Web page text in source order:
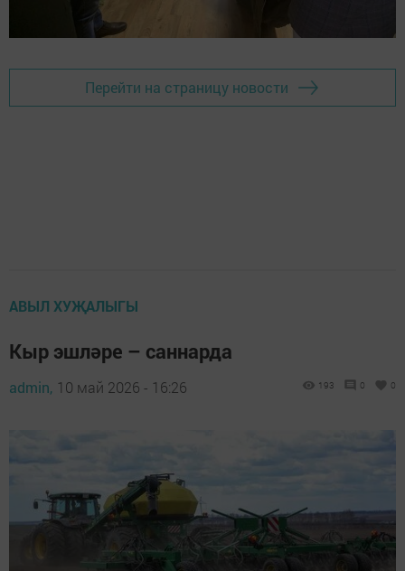
Перейти на страницу новости
АВЫЛ ХУҖАЛЫГЫ
Кыр эшләре – саннарда
admin, 10 май 2026 - 16:26 193 0 0